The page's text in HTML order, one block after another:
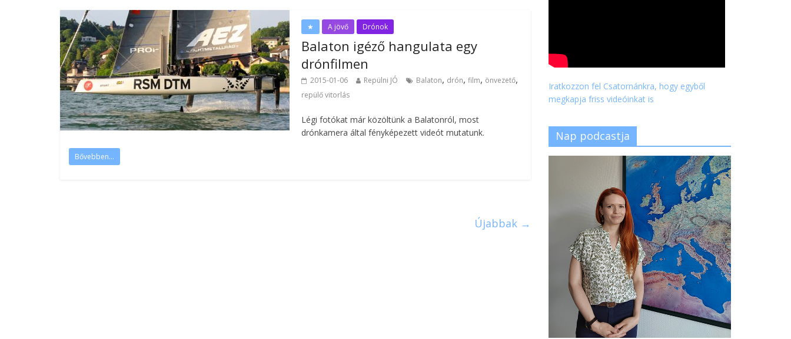
★ A jövő Drónok
Balaton igéző hangulata egy
drónfilmen
2015-01-06 Repülni JÓ Balaton, drón, film, önvezető,
repülő vitorlás
Légi fotókat már közöltünk a Balatonról, most
drónkamera által fényképezett videót mutatunk.
Bővebben...
Újabbak →
Iratkozzon fel Csatornánkra, hogy egyből
megkapja friss videóinkat is
Nap podcastja